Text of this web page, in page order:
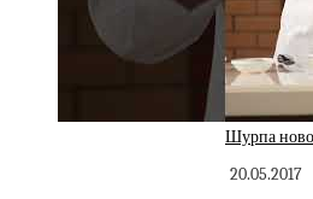
Шурпа
20.05.2017